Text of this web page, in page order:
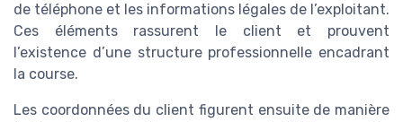
de téléphone et les informations légales de l’exploitant.
Ces éléments rassurent le client et prouvent
l’existence d’une structure professionnelle encadrant
la course.
Les coordonnées du client figurent ensuite de manière